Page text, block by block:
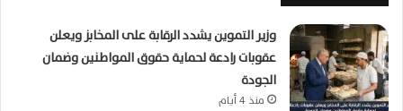
وزير التموين يشدد الرقابة على المخابز ويعلن
عقوبات رادعة لحماية حقوق المواطنين وضمان
الجودة
منذ 4 أيام